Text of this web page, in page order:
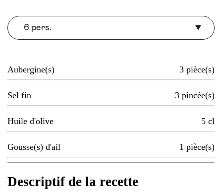
6 pers.
Aubergine(s) 3 pièce(s)
Sel fin 3 pincée(s)
Huile d'olive 5 cl
Gousse(s) d'ail 1 pièce(s)
Descriptif de la recette